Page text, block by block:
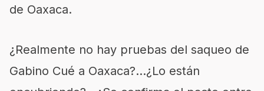
de Oaxaca.
¿Realmente no hay pruebas del saqueo de
Gabino Cué a Oaxaca?…¿Lo están